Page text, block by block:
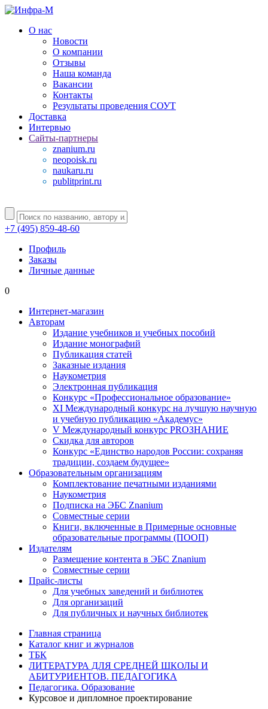
О нас
Новости
О компании
Отзывы
Наша команда
Вакансии
Контакты
Результаты проведения СОУТ
Доставка
Интервью
Сайты-партнеры
znanium.ru
neopoisk.ru
naukaru.ru
publitprint.ru
+7 (495) 859-48-60
Профиль
Заказы
Личные данные
0
Интернет-магазин
Авторам
Издание учебников и учебных пособий
Издание монографий
Публикация статей
Заказные издания
Наукометрия
Электронная публикация
Конкурс «Профессиональное образование»
XI Международный конкурс на лучшую научную
и учебную публикацию «Академус»
V Международный конкурс PROЗНАНИЕ
Скидка для авторов
Конкурс «Единство народов России: сохраняя
традиции, создаем будущее»
Образовательным организациям
Комплектование печатными изданиями
Наукометрия
Подписка на ЭБС Znanium
Совместные серии
Книги, включенные в Примерные основные
образовательные программы (ПООП)
Издателям
Размещение контента в ЭБС Znanium
Совместные серии
Прайс-листы
Для учебных заведений и библиотек
Для организаций
Для публичных и научных библиотек
Главная страница
Каталог книг и журналов
ТБК
ЛИТЕРАТУРА ДЛЯ СРЕДНЕЙ ШКОЛЫ И
АБИТУРИЕНТОВ. ПЕДАГОГИКА
Педагогика. Образование
Курсовое и дипломное проектирование